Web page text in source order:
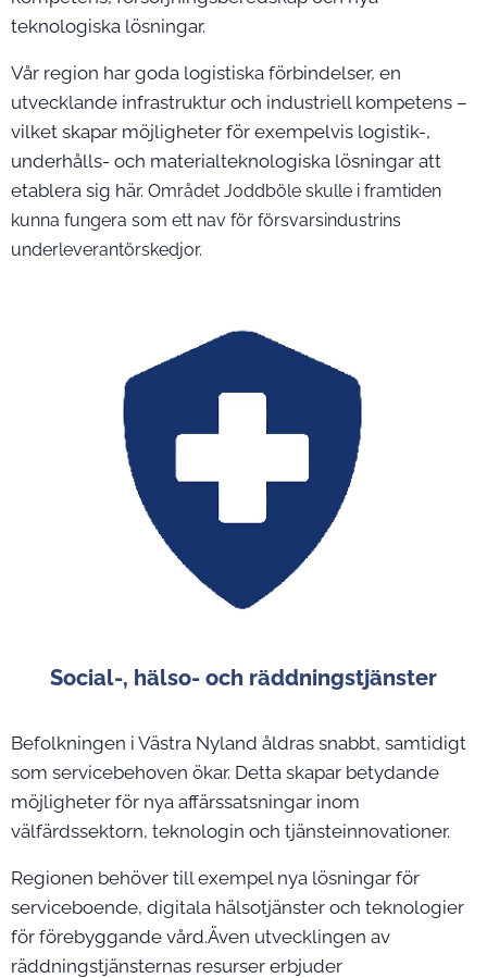
teknologiska lösningar.
Vår region har goda logistiska förbindelser, en
utvecklande infrastruktur och industriell kompetens –
vilket skapar möjligheter för exempelvis logistik-,
underhålls- och materialteknologiska lösningar att
etablera sig här. Området Joddböle skulle i framtiden
kunna fungera som ett nav för försvarsindustrins
underleverantörskedjor.
Social-, hälso- och räddningstjänster
Befolkningen i Västra Nyland åldras snabbt, samtidigt
som servicebehoven ökar. Detta skapar betydande
möjligheter för nya affärssatsningar inom
välfärdssektorn, teknologin och tjänsteinnovationer.
Regionen behöver till exempel nya lösningar för
serviceboende, digitala hälsotjänster och teknologier
för förebyggande vård.Även utvecklingen av
räddningstjänsternas resurser erbjuder